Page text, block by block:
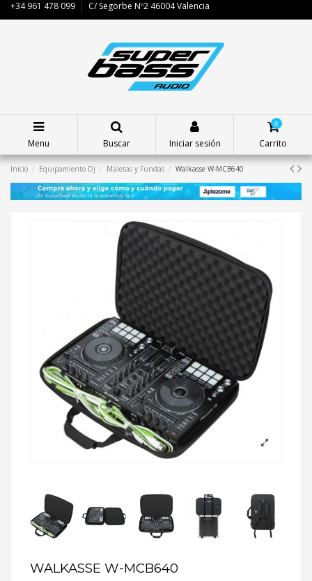
+34 961 478 099 C/ Segorbe Nº2 46004 Valencia
Menu Buscar Iniciar sesión
0
Carrito
Inicio Equipamiento Dj Maletas y Fundas Walkasse W-MCB640
WALKASSE W-MCB640